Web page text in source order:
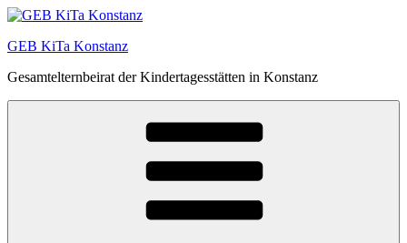
Zum
springen
GEB KiTa Konstanz
Gesamtelternbeirat der Kindertagesstätten in Konstanz